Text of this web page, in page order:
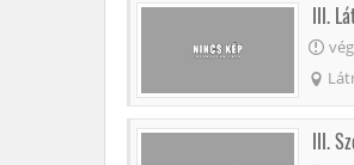
III.
III.